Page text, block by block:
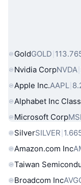
Tài sản
GoldGOLD
Nvidia CorpNVDA
Apple Inc.AAPL
Alphabet Inc
Microsoft Corp
SilverSILVER
Amazon.com Inc
Taiwan
Broadcom Inc